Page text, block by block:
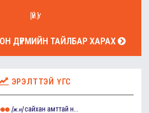
[ҮЙ.Ү]
ДҮРМИЙН ТАЙЛБАР ХАРАХ
ЭРЭЛТТЭЙ ҮГС
[ж.н] сайхан амттай н...